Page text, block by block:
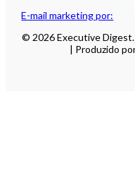
E-mail marketing por:
© 2026 Executive
| Produzido